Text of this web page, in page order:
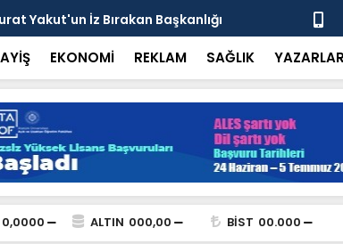
Paşa'yı Anma Programı ve İttihat
Şehrin
Adresi
EKONOMİ REKLAM SAĞLIK YAZARLAR
0,0000 ALTIN 000,00 BİST 00.000